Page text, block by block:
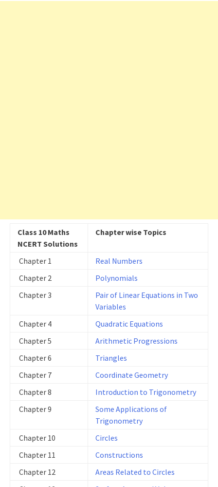
Class 10 Maths
NCERT Solutions
Chapter wise Topics
Chapter 1
Real Numbers
Chapter 2
Polynomials
Chapter 3
Pair of Linear Equations in Two
Variables
Chapter 4
Quadratic Equations
Chapter 5
Arithmetic Progressions
Chapter 6
Triangles
Chapter 7
Coordinate Geometry
Chapter 8
Introduction to Trigonometry
Chapter 9
Some Applications of
Trigonometry
Chapter 10
Circles
Chapter 11
Constructions
Chapter 12
Areas Related to Circles